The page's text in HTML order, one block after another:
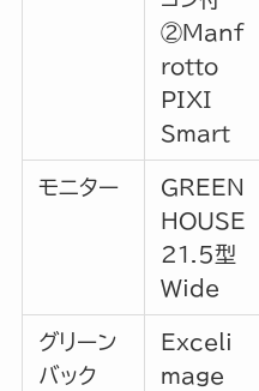
②Manf
rotto
PIXI
Smart
モニター
GREEN
HOUSE
21.5型
Wide
グリーン
バック
Exceli
mage